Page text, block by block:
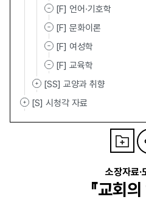
[F] 언어·기호학
[F] 문화이론
[F] 여성학
[F] 교육학
[SS] 교양과 취향
[S] 시청각 자료
소장자료·
『교회의